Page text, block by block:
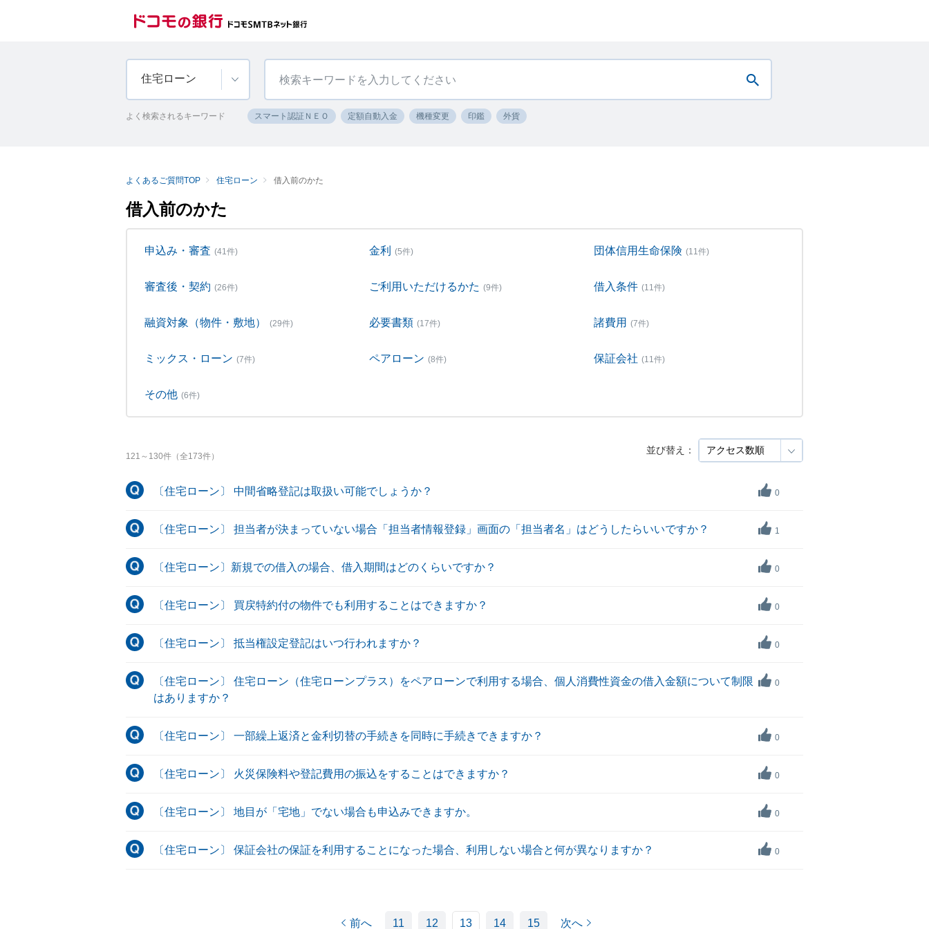
住宅ローン
よく検索されるキーワード スマート認証ＮＥＯ 定額自動入金 機種変更 印鑑 外貨
よくあるご質問TOP 住宅ローン 借入前のかた
借入前のかた
申込み・審査 (41件) 金利 (5件) 団体信用生命保険 (11件)
審査後・契約 (26件) ご利用いただけるかた (9件) 借入条件 (11件)
融資対象（物件・敷地） (29件) 必要書類 (17件) 諸費用 (7件)
ミックス・ローン (7件) ペアローン (8件) 保証会社 (11件)
その他 (6件)
並び替え：
121 ～ 130件（全173件）
〔住宅ローン〕 中間省略登記は取扱い可能でしょうか？ 0
〔住宅ローン〕 担当者が決まっていない場合「担当者情報登録」画面の「担当者名」はどうしたらいいですか？ 1
〔住宅ローン〕新規での借入の場合、借入期間はどのくらいですか？ 0
〔住宅ローン〕 買戻特約付の物件でも利用することはできますか？ 0
〔住宅ローン〕 抵当権設定登記はいつ行われますか？ 0
〔住宅ローン〕 住宅ローン（住宅ローンプラス）をペアローンで利用する場合、個人消費性資金の借入金額について制限
はありますか？
0
〔住宅ローン〕 一部繰上返済と金利切替の手続きを同時に手続きできますか？ 0
〔住宅ローン〕 火災保険料や登記費用の振込をすることはできますか？ 0
〔住宅ローン〕 地目が「宅地」でない場合も申込みできますか。 0
〔住宅ローン〕 保証会社の保証を利用することになった場合、利用しない場合と何が異なりますか？ 0
前へ 11 12 13 14 15 次へ